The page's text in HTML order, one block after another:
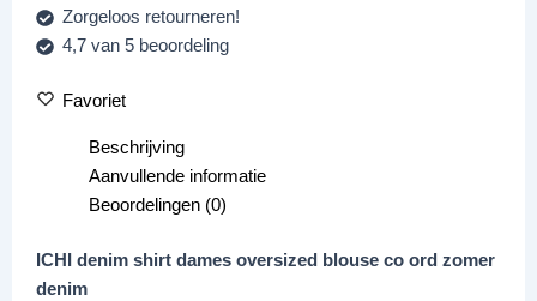
Zorgeloos retourneren!
4,7 van 5 beoordeling
Favoriet
Beschrijving
Aanvullende informatie
Beoordelingen (0)
ICHI denim shirt dames oversized blouse co ord zomer
denim